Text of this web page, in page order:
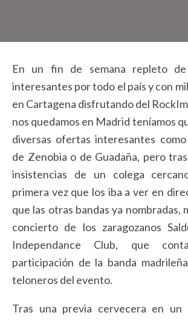
En un fin de semana repleto
interesantes por todo el país y con
en Cartagena disfrutando del
nos quedamos en Madrid teníamos
diversas ofertas interesantes
de Zenobia o de Guadaña, pero
insistencias de un colega
primera vez que los iba a ver en
que las otras bandas ya nombradas,
concierto de los zaragozanos
Independance Club, que
participación de la banda
teloneros del evento.
Tras una previa cervecera en un